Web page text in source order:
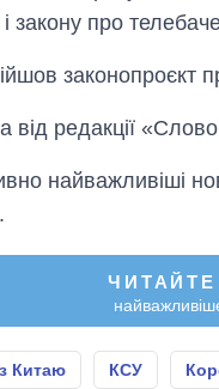
закону про
законопроєкт
від редакції
найважливіші
.
ЧИТАЙТЕ
Китаю КСУ